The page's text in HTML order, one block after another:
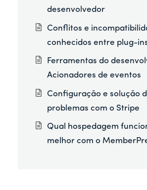
desenvolvedor
Conflitos e
conhecidos entre plug-
Ferramentas do
Acionadores de eventos
Configuração e solução
problemas com o Stripe
Qual hospedagem
melhor com o